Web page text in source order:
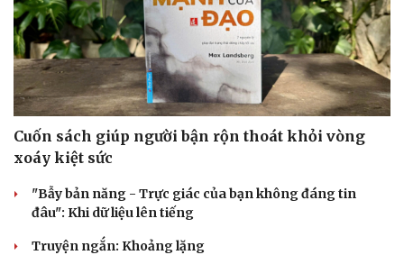
Cuốn sách giúp người bận rộn thoát khỏi vòng
xoáy kiệt sức
"Bẫy bản năng - Trực giác của bạn không đáng tin
đâu": Khi dữ liệu lên tiếng
Truyện ngắn: Khoảng lặng